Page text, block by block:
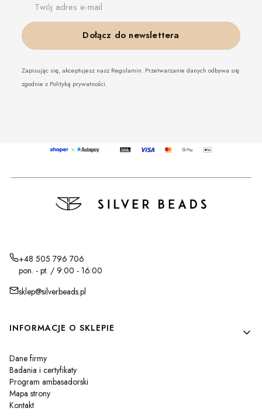
Twój adres e-mail
Dołącz do newslettera
Zapisując się, akceptujesz nasz Regulamin. Przetwarzanie danych odbywa się
zgodnie z Polityką prywatności.
+48 505 796 706
pon. - pt. / 9:00 - 16:00
sklep@silverbeads.pl
Linki w stopce
INFORMACJE O SKLEPIE
Dane firmy
Badania i certyfikaty
Program ambasadorski
Mapa strony
Kontakt